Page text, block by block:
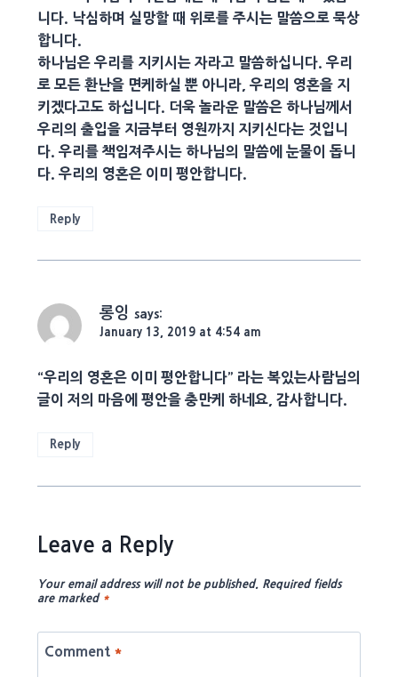
니다. 낙심하며 실망할 때 위로를 주시는 말씀으로 묵상
합니다.
하나님은 우리를 지키시는 자라고 말씀하십니다. 우리
로 모든 환난을 면케하실 뿐 아니라, 우리의 영혼을 지
키겠다고도 하십니다. 더욱 놀라운 말씀은 하나님께서
우리의 출입을 지금부터 영원까지 지키신다는 것입니
다. 우리를 책임져주시는 하나님의 말씀에 눈물이 돕니
다. 우리의 영혼은 이미 평안합니다.
Reply
롱잉 says:
January 13, 2019 at 4:54 am
“우리의 영혼은 이미 평안합니다” 라는 복있는사람님의
글이 저의 마음에 평안을 충만케 하네요, 감사합니다.
Reply
Leave a Reply
Your email address will not be published. Required fields
are marked *
Comment *